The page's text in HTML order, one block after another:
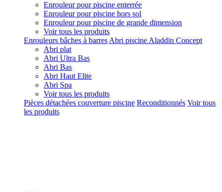
Enrouleur pour piscine enterrée
Enrouleur pour piscine hors sol
Enrouleur pour piscine de grande dimension
Voir tous les produits
Enrouleurs bâches à barres Abri piscine Aladdin Concept
Abri plat
Abri Ultra Bas
Abri Bas
Abri Haut Elite
Abri Spa
Voir tous les produits
Pièces détachées couverture piscine Reconditionnés Voir tous
les produits